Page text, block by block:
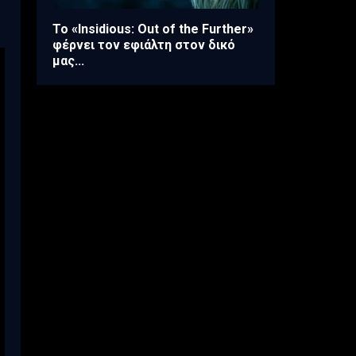
Το «Insidious: Out of the Further»
φέρνει τον εφιάλτη στον δικό
μας...